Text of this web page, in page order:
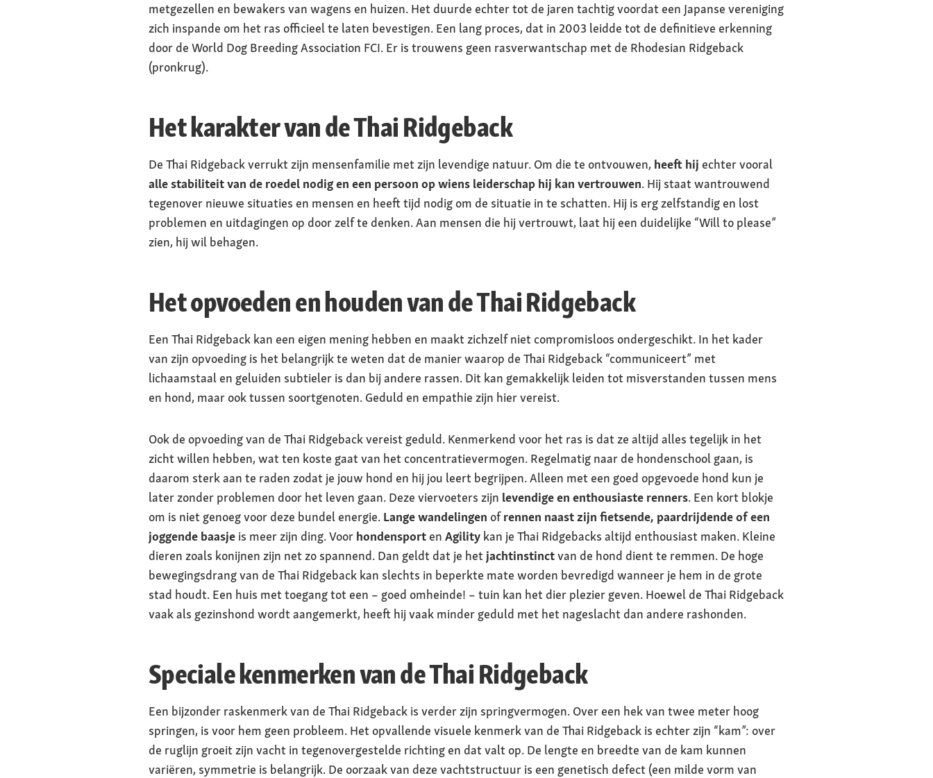
metgezellen en bewakers van wagens en huizen. Het duurde echter tot de jaren tachtig voordat een Japanse vereniging
zich inspande om het ras officieel te laten bevestigen. Een lang proces, dat in 2003 leidde tot de definitieve erkenning
door de World Dog Breeding Association FCI. Er is trouwens geen rasverwantschap met de Rhodesian Ridgeback
(pronkrug).
Het karakter van de Thai Ridgeback
De Thai Ridgeback verrukt zijn mensenfamilie met zijn levendige natuur. Om die te ontvouwen, heeft hij echter vooral
alle stabiliteit van de roedel nodig en een persoon op wiens leiderschap hij kan vertrouwen. Hij staat wantrouwend
tegenover nieuwe situaties en mensen en heeft tijd nodig om de situatie in te schatten. Hij is erg zelfstandig en lost
problemen en uitdagingen op door zelf te denken. Aan mensen die hij vertrouwt, laat hij een duidelijke “Will to please”
zien, hij wil behagen.
Het opvoeden en houden van de Thai Ridgeback
Een Thai Ridgeback kan een eigen mening hebben en maakt zichzelf niet compromisloos ondergeschikt. In het kader
van zijn opvoeding is het belangrijk te weten dat de manier waarop de Thai Ridgeback “communiceert” met
lichaamstaal en geluiden subtieler is dan bij andere rassen. Dit kan gemakkelijk leiden tot misverstanden tussen mens
en hond, maar ook tussen soortgenoten. Geduld en empathie zijn hier vereist.
Ook de opvoeding van de Thai Ridgeback vereist geduld. Kenmerkend voor het ras is dat ze altijd alles tegelijk in het
zicht willen hebben, wat ten koste gaat van het concentratievermogen. Regelmatig naar de hondenschool gaan, is
daarom sterk aan te raden zodat je jouw hond en hij jou leert begrijpen. Alleen met een goed opgevoede hond kun je
later zonder problemen door het leven gaan. Deze viervoeters zijn levendige en enthousiaste renners. Een kort blokje
om is niet genoeg voor deze bundel energie. Lange wandelingen ofrennen naast zijn fietsende, paardrijdende of een
joggende baasjeis meer zijn ding. Voor hondensporten Agilitykan je Thai Ridgebacks altijd enthousiast maken. Kleine
dieren zoals konijnen zijn net zo spannend. Dan geldt dat je het jachtinstinctvan de hond dient te remmen. De hoge
bewegingsdrang van de Thai Ridgeback kan slechts in beperkte mate worden bevredigd wanneer je hem in de grote
stad houdt. Een huis met toegang tot een – goed omheinde! – tuin kan het dier plezier geven. Hoewel de Thai Ridgeback
vaak als gezinshond wordt aangemerkt, heeft hij vaak minder geduld met het nageslacht dan andere rashonden.
Speciale kenmerken van de Thai Ridgeback
Een bijzonder raskenmerk van de Thai Ridgeback is verder zijn springvermogen. Over een hek van twee meter hoog
springen, is voor hem geen probleem. Het opvallende visuele kenmerk van de Thai Ridgeback is echter zijn “kam”: over
de ruglijn groeit zijn vacht in tegenovergestelde richting en dat valt op. De lengte en breedte van de kam kunnen
variëren, symmetrie is belangrijk. De oorzaak van deze vachtstructuur is een genetisch defect (een milde vorm van